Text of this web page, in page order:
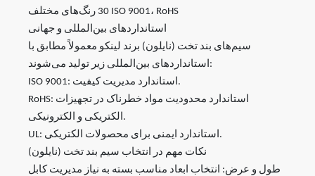
30 رنگ‌های مختلف ISO 9001، RoHS
استانداردهای بین‌المللی و جهانی
سیم‌های بند تخت (نایلون) برند لینکو معمولاً مطابق با
استانداردهای بین‌المللی زیر تولید می‌شوند:
ISO 9001: استاندارد مدیریت کیفیت.
RoHS: استاندارد محدودیت مواد خطرناک در تجهیزات
الکتریکی و الکترونیکی.
UL: استاندارد ایمنی برای محصولات الکتریکی.
نکات مهم در انتخاب سیم بند تخت (نایلون)
طول و عرض: انتخاب ابعاد مناسب بسته به نیاز مدیریت کابل